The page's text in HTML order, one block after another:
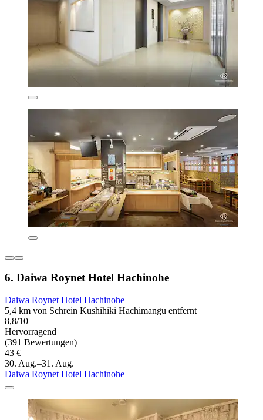
6. Daiwa Roynet Hotel Hachinohe
Daiwa Roynet Hotel Hachinohe
5,4 km von Schrein Kushihiki Hachimangu entfernt
8,8/10
Hervorragend
(391 Bewertungen)
43 €
30. Aug.–31. Aug.
Daiwa Roynet Hotel Hachinohe